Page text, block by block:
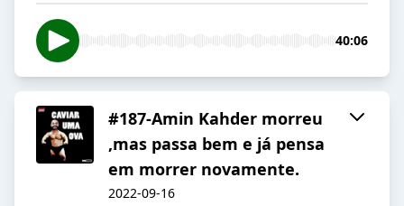
40:06
#187-Amin Kahder morreu
,mas passa bem e já pensa
em morrer novamente.
2022-09-16